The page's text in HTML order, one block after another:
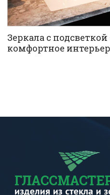
Зеркала с
комфортное